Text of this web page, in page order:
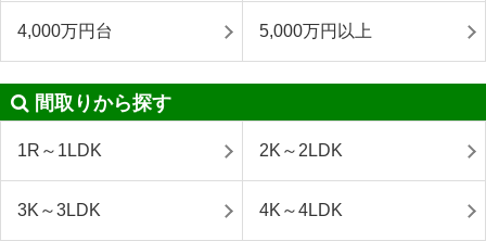
4,000万円台 5,000万円以上
間取りから探す
1R～1LDK 2K～2LDK
3K～3LDK 4K～4LDK